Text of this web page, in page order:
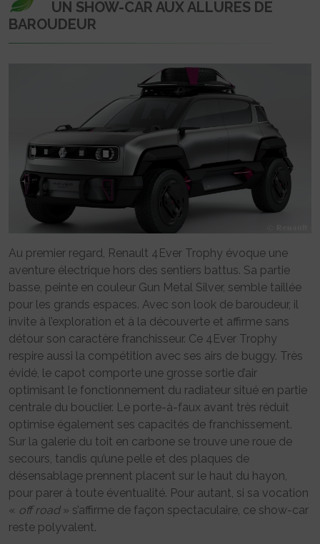
UN SHOW-CAR AUX ALLURES DE
BAROUDEUR
Au premier regard, Renault 4Ever Trophy évoque une
aventure électrique hors des sentiers battus. Sa partie
basse, peinte en couleur Gun Metal Silver, semble taillée
pour les grands espaces. Avec son look de baroudeur, il
invite à l’exploration et à la découverte et affirme sans
détour son caractère franchisseur. Ce 4Ever Trophy
respire aussi la compétition avec ses airs de buggy. Très
évidé, le capot comporte une grosse sortie d’air
optimisant le fonctionnement du radiateur situé en partie
centrale du bouclier. Le porte-à-faux avant très réduit
optimise également ses capacités de franchissement.
Sur la galerie du toit en carbone se trouve une roue de
secours, tandis qu’une pelle et des plaques de
désensablage prennent placent sur le haut du hayon,
pour parer à toute éventualité. Pour autant, si sa vocation
« off road» s’affirme de façon spectaculaire, ce show-car
reste polyvalent.